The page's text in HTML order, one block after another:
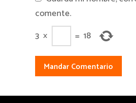
comente.
3 × = 18